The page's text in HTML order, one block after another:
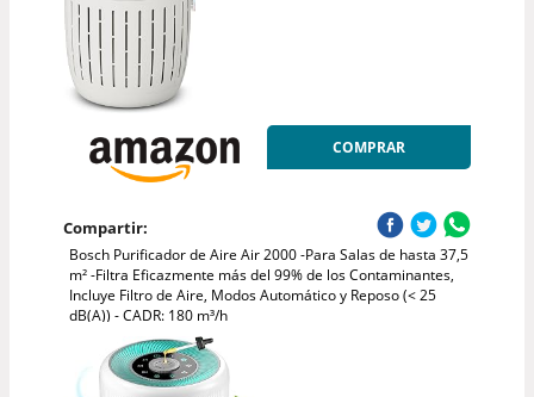
COMPRAR
Compartir:
Bosch Purificador de Aire Air 2000 -Para Salas de hasta 37,5
m² -Filtra Eficazmente más del 99% de los Contaminantes,
Incluye Filtro de Aire, Modos Automático y Reposo (< 25
dB(A)) - CADR: 180 m³/h